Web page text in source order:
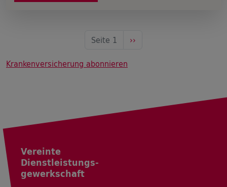
Seite 1 Nächste Seite
››
Krankenversicherung abonnieren
Vereinte
Dienstleistungs-
gewerkschaft